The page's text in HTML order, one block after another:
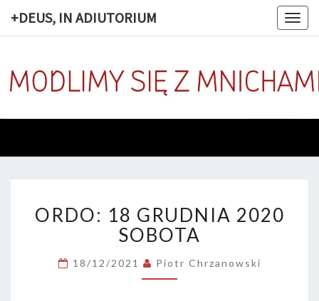
+DEUS, IN ADIUTORIUM
18
GRUDNIA
2020
SOBOTA
ORDO: 18 GRUDNIA 2020
SOBOTA
18/12/2021 Piotr Chrzanowski